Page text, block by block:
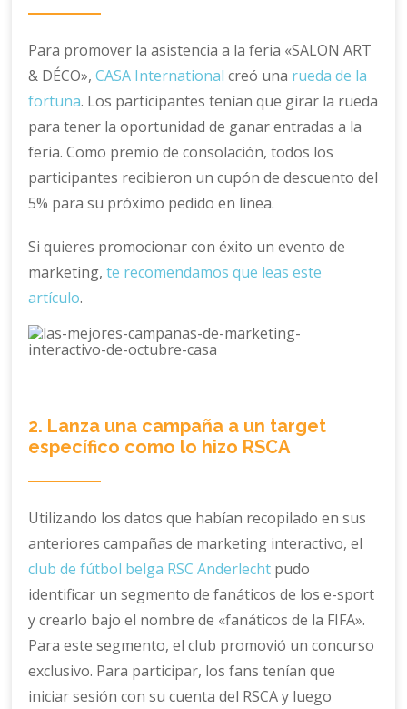
Para promover la asistencia a la feria «SALON ART
& DÉCO»,CASA International creó una rueda de la
fortuna. Los participantes tenían que girar la rueda
para tener la oportunidad de ganar entradas a la
feria. Como premio de consolación, todos los
participantes recibieron un cupón de descuento del
5% para su próximo pedido en línea.
Si quieres promocionar con éxito un evento de
marketing,te recomendamos que leas este
artículo.
2. Lanza una campaña a un target
específico como lo hizo RSCA
Utilizando los datos que habían recopilado en sus
anteriores campañas de marketing interactivo, el
club de fútbol belga RSC Anderlecht pudo
identificar un segmento de fanáticos de los e-sport
y crearlo bajo el nombre de «fanáticos de la FIFA».
Para este segmento, el club promovió un concurso
exclusivo. Para participar, los fans tenían que
iniciar sesión con su cuenta del RSCA y luego